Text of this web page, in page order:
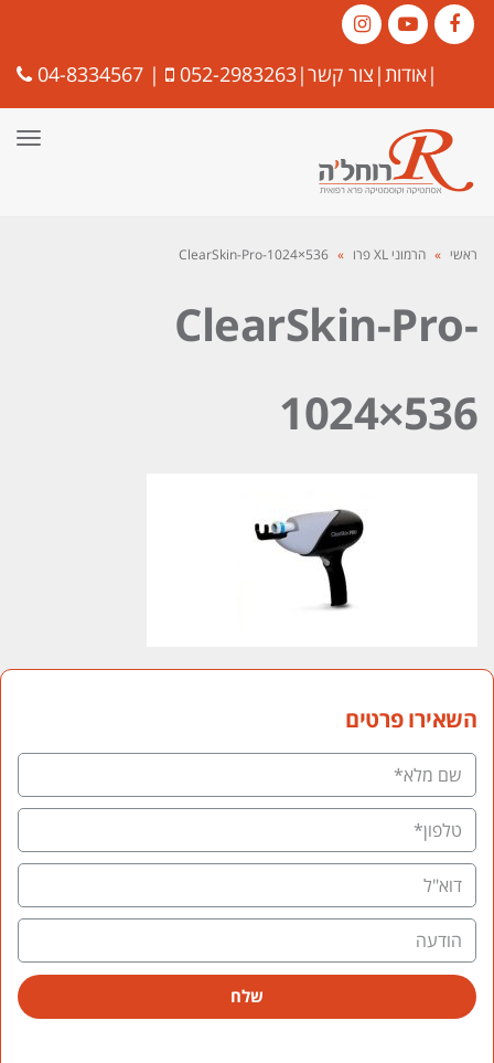
Facebook
YouTube
Instagram |אודות| צור קשר|
052-2983263
|
04-8334567
ראשי » הרמוני XL פרו »
ClearSkin-Pro-1024×536
ClearSkin-Pro-
1024×536
השאירו פרטים
שלח